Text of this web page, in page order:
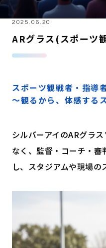
2025.06.20
ARグラス(スポーツ
スポーツ観戦者・指導
～観るから、体感する
シルバーアイのARグラ
なく、監督・コーチ・
し、スタジアムや現場の